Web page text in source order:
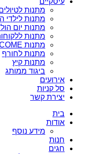
מתנות
מתנות לילדי
מתנות יום
מתנות
מתנות WELCOME לעובדים
מתנות לחורף
מתנות קיץ
ביגוד ממותג
אירועים
סל קניות
יצירת קשר
בית
אודות
מידע נוסף
חנות
חגים